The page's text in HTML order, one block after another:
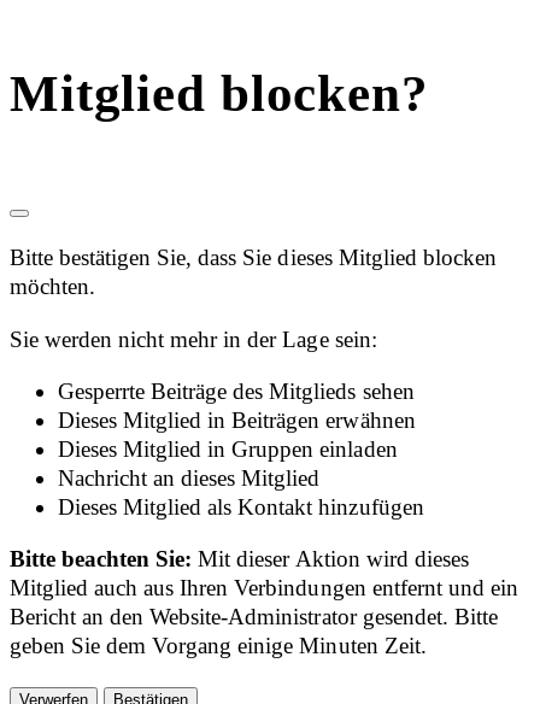
Mitglied blocken?
Bitte bestätigen Sie, dass Sie dieses Mitglied blocken
möchten.
Sie werden nicht mehr in der Lage sein:
Gesperrte Beiträge des Mitglieds sehen
Dieses Mitglied in Beiträgen erwähnen
Dieses Mitglied in Gruppen einladen
Nachricht an dieses Mitglied
Dieses Mitglied als Kontakt hinzufügen
Bitte beachten Sie:Mit dieser Aktion wird dieses
Mitglied auch aus Ihren Verbindungen entfernt und ein
Bericht an den Website-Administrator gesendet. Bitte
geben Sie dem Vorgang einige Minuten Zeit.
Bestätigen